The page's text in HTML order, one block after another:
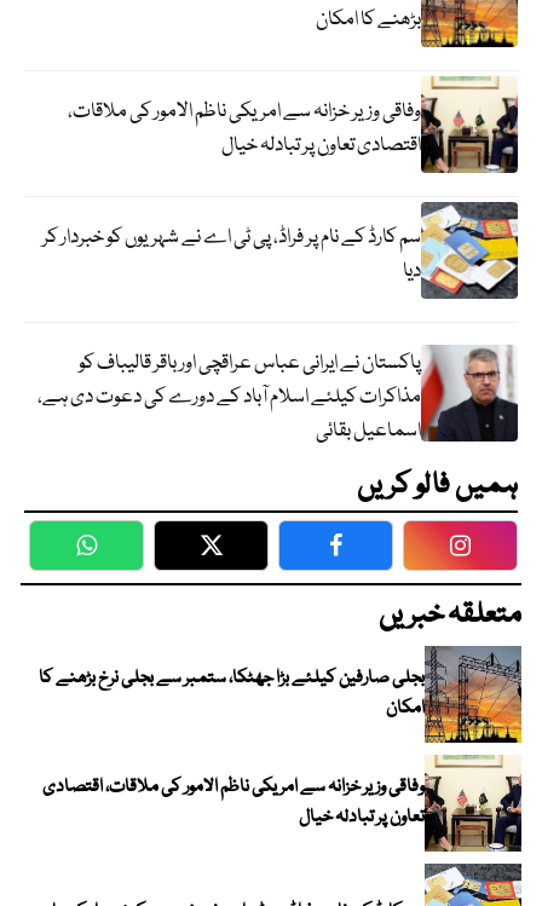
بڑھنے کا امکان
وفاقی وزیر خزانہ سے امریکی ناظم الامور کی ملاقات،
اقتصادی تعاون پر تبادلہ خیال
سم کارڈ کے نام پر فراڈ، پی ٹی اے نے شہریوں کو خبردار کر
دیا
پاکستان نے ایرانی عباس عراقچی اورباقر قالیباف کو
مذاکرات کیلئے اسلام آباد کے دورے کی دعوت دی ہے،
اسماعیل بقائی
ہمیں فالو کریں
WhatsApp Twitter Facebook
متعلقہ خبریں
بجلی صارفین کیلئے بڑا جھٹکا، ستمبر سے بجلی نرخ بڑھنے کا
امکان
وفاقی وزیر خزانہ سے امریکی ناظم الامور کی ملاقات، اقتصادی
تعاون پر تبادلہ خیال